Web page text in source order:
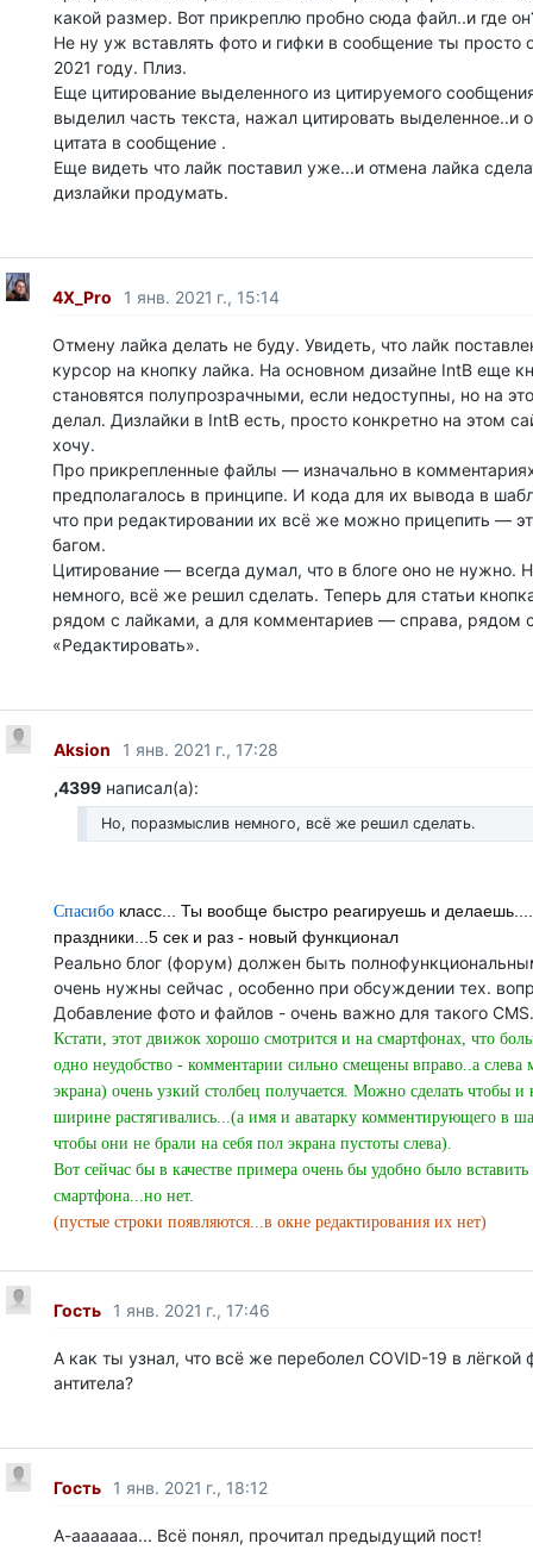
какой размер. Вот прикреплю пробно сюда файл..и где
Не ну уж вставлять фото и гифки в сообщение ты просто
2021 году. Плиз.
Еще цитирование выделенного из цитируемого
выделил часть текста, нажал цитировать выделенное..и
цитата в сообщение .
Еще видеть что лайк поставил уже...и отмена лайка
дизлайки продумать.
4X_Pro 1 янв. 2021 г., 15:14
Отмену лайка делать не буду. Увидеть, что лайк
курсор на кнопку лайка. На основном дизайне IntB еще
становятся полупрозрачными, если недоступны, но на
делал. Дизлайки в IntB есть, просто конкретно на этом
хочу.
Про прикрепленные файлы — изначально в
предполагалось в принципе. И кода для их вывода в
что при редактировании их всё же можно прицепить —
багом.
Цитирование — всегда думал, что в блоге оно не нужно.
немного, всё же решил сделать. Теперь для статьи
рядом с лайками, а для комментариев — справа, рядом
«Редактировать».
Aksion
1 янв. 2021 г., 17:28
,4399написал(а):
Но, поразмыслив немного, всё же решил сделать.
Спасибокласс... Ты вообще быстро реагируешь и
праздники...5 сек и раз - новый функционал
Реально блог (форум) должен быть
очень нужны сейчас , особенно при обсуждении тех.
Добавление фото и файлов - очень важно для такого CMS.
Кстати, этот движок хорошо смотрится и на смартфонах, что
одно неудобство - комментарии сильно смещены вправо..а слева
экрана) очень узкий столбец получается. Можно сделать чтобы
ширине растягивались...(а имя и аватарку комментирующего в
чтобы они не брали на себя пол экрана пустоты слева).
Вот сейчас бы в качестве примера очень бы удобно было вставить
смартфона...но нет.
(пустые строки появляются...в окне редактирования их нет)
Гость 1 янв. 2021 г., 17:46
А как ты узнал, что всё же переболел COVID-19 в лёгкой
антитела?
Гость 1 янв. 2021 г., 18:12
А-ааааааа... Всё понял, прочитал предыдущий пост!